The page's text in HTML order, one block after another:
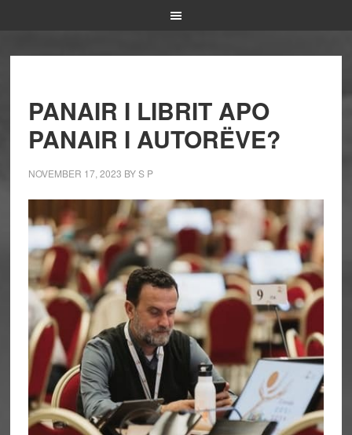
PANAIR I LIBRIT APO
PANAIR I AUTORËVE?
NOVEMBER 17, 2023 BYS P